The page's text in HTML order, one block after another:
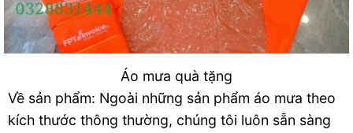
Áo mưa quà tặng
Về sản phẩm: Ngoài những sản phẩm áo mưa theo
kích thước thông thường, chúng tôi luôn sẵn sàng